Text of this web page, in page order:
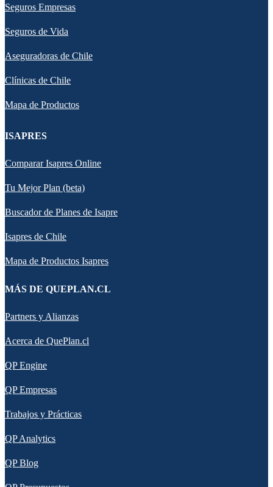
Seguros Empresas
Seguros de Vida
Aseguradoras de Chile
Clínicas de Chile
Mapa de Productos
ISAPRES
Comparar Isapres Online
Tu Mejor Plan (beta)
Buscador de Planes de Isapre
Isapres de Chile
Mapa de Productos Isapres
MÁS DE QUEPLAN.CL
Partners y Alianzas
Acerca de QuePlan.cl
QP Engine
QP Empresas
Trabajos y Prácticas
QP Analytics
QP Blog